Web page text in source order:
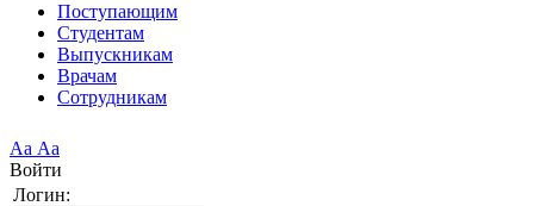
Поступающим
Студентам
Выпускникам
Врачам
Сотрудникам
Аа Аа
Войти
Логин: